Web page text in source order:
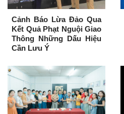
Cảnh Báo Lừa Đảo Qua
Kết Quả Phạt Nguội Giao
Thông Những Dấu Hiệu
Cần Lưu Ý